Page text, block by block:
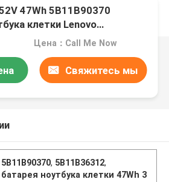
47Wh 5B11B90370
клетки Lenovo
Gen3 3Цена：Call Me Now
Свяжитесь мы
5B11B90370, 5B11B36312,
батарея ноутбука клетки 47Wh 3